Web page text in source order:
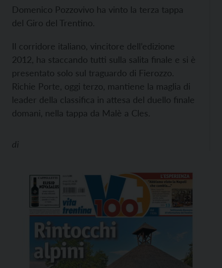
Domenico Pozzovivo ha vinto la terza tappa
del Giro del Trentino.
Il corridore italiano, vincitore dell’edizione
2012, ha staccando tutti sulla salita finale e si è
presentato solo sul traguardo di Fierozzo.
Richie Porte, oggi terzo, mantiene la maglia di
leader della classifica in attesa del duello finale
domani, nella tappa da Malè a Cles.
di